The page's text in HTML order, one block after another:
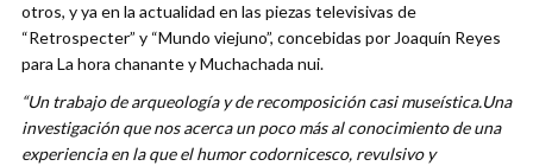
otros, y ya en la actualidad en las piezas televisivas de
“Retrospecter” y “Mundo viejuno”, concebidas por Joaquín Reyes
para La hora chanante y Muchachada nui.
“Un trabajo de arqueología y de recomposición casi museística.Una
investigación que nos acerca un poco más al conocimiento de una
experiencia en la que el humor codornicesco, revulsivo y